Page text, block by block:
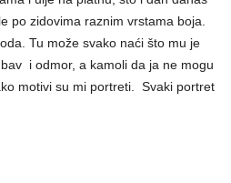
po zidovima raznim vrstama boja.
Tu može svako naći što mu je
i odmor, a kamoli da ja ne mogu
motivi su mi portreti. Svaki portret